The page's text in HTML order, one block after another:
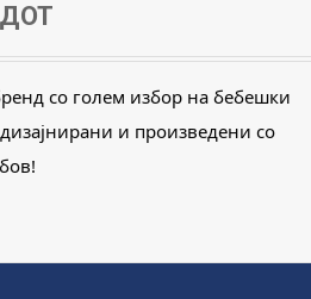
со голем избор на бебешки
и произведени со